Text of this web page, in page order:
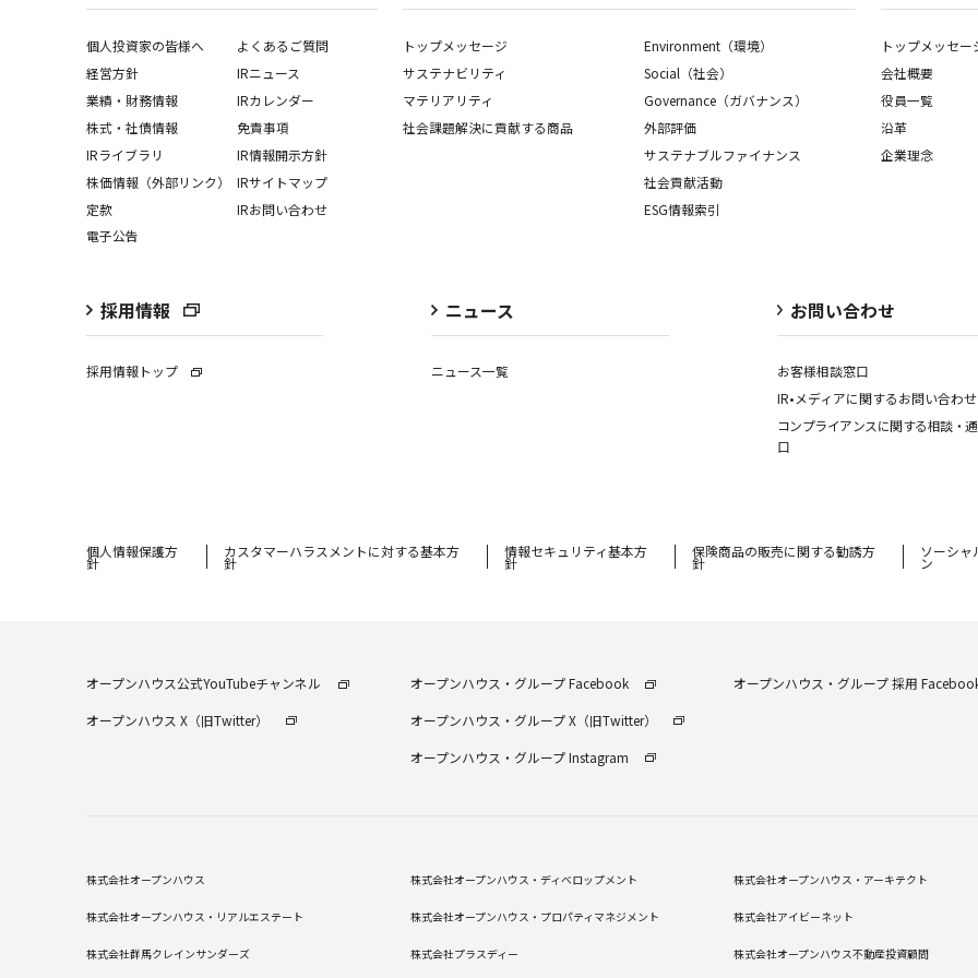
個人投資家の皆様へ
経営⽅針
業績・財務情報
株式・社債情報
IRライブラリ
株価情報（外部リンク）
定款
電子公告
よくあるご質問
IRニュース
IRカレンダー
免責事項
IR情報開⽰⽅針
IRサイトマップ
IRお問い合わせ
トップメッセージ
サステナビリティ
マテリアリティ
社会課題解決に貢献する商品
Environment（環境）
Social（社会）
Governance（ガバナンス）
外部評価
サステナブルファイナンス
社会貢献活動
ESG情報索引
トップメッセー
会社概要
役員一覧
沿革
企業理念
採用情報
採用情報トップ
ニュース
ニュース一覧
お問い合わせ
お客様相談窓口
IR•メディアに関するお問い合わせ
コンプライアンスに関する相談・
口
個⼈情報保護⽅
針
カスタマーハラスメントに対する基本方
針
情報セキュリティ基本方
針
保険商品の販売に関する勧誘⽅
針
ソーシャ
ン
オープンハウス公式YouTubeチャンネル
オープンハウス X（旧Twitter）
オープンハウス・グループ Facebook
オープンハウス・グループ X（旧Twitter）
オープンハウス・グループ Instagram
オープンハウス・グループ 採⽤
株式会社オープンハウス 株式会社オープンハウス・ディベロップメント 株式会社オープンハウス・アーキテクト
株式会社オープンハウス・リアルエステート 株式会社オープンハウス・プロパティマネジメント 株式会社アイビーネット
株式会社群馬クレインサンダーズ 株式会社プラスディー 株式会社オープンハウス不動産投資顧問